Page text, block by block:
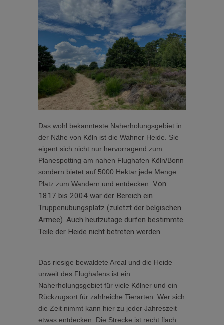
Das wohl bekannteste Naherholungsgebiet in
der Nähe von Köln ist die Wahner Heide. Sie
eigent sich nicht nur hervorragend zum
Planespotting am nahen Flughafen Köln/Bonn
sondern bietet auf 5000 Hektar jede Menge
Platz zum Wandern und entdecken. Von
1817 bis 2004 war der Bereich ein
Truppenübungsplatz (zuletzt der belgischen
Armee). Auch heutzutage dürfen bestimmte
Teile der Heide nicht betreten werden.
Das riesige bewaldete Areal und die Heide
unweit des Flughafens ist ein
Naherholungsgebiet für viele Kölner und ein
Rückzugsort für zahlreiche Tierarten. Wer sich
die Zeit nimmt kann hier zu jeder Jahreszeit
etwas entdecken. Die Strecke ist recht flach